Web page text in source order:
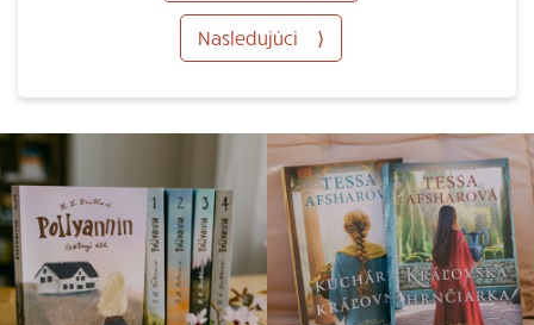
Nasledujúci ⟩